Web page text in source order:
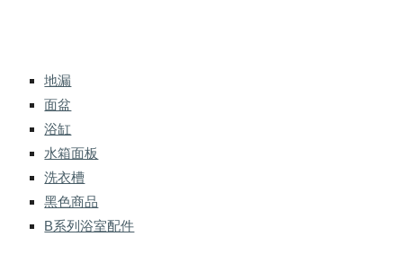
地漏
面盆
浴缸
水箱面板
洗衣槽
黑色商品
B系列浴室配件